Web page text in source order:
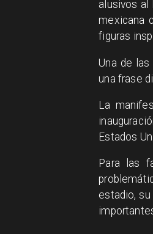
alusivos al
mexicana
figuras
Una de
una frase
La
Estados
Para las
estadio,